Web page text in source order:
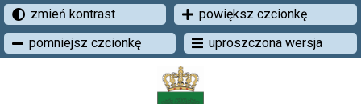
zmień kontrast
powiększ czcionkę
pomniejsz czcionkę
uproszczona wersja